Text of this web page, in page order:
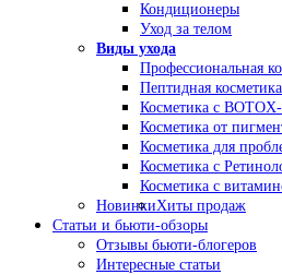
Кондиционеры
Уход за телом
Виды ухода
Профессиональная
Пептидная косметика
Косметика с
Косметика от
Косметика для
Косметика с
Косметика с
НовинкиХиты продаж
Статьи и бьюти-обзоры
Отзывы бьюти-блогеров
Интересные статьи